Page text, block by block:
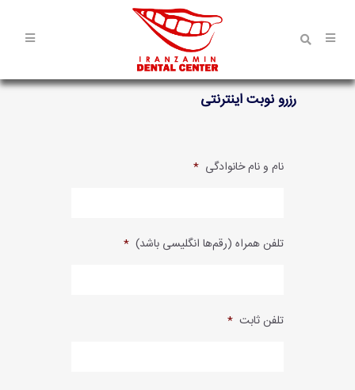
رزرو نوبت اینترنتی
نام و نام خانوادگی *
تلفن همراه (رقم‌ها انگلیسی باشد) *
تلفن ثابت *